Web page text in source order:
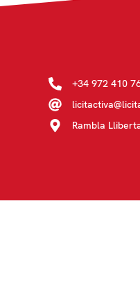
+34 972 410
Rambla